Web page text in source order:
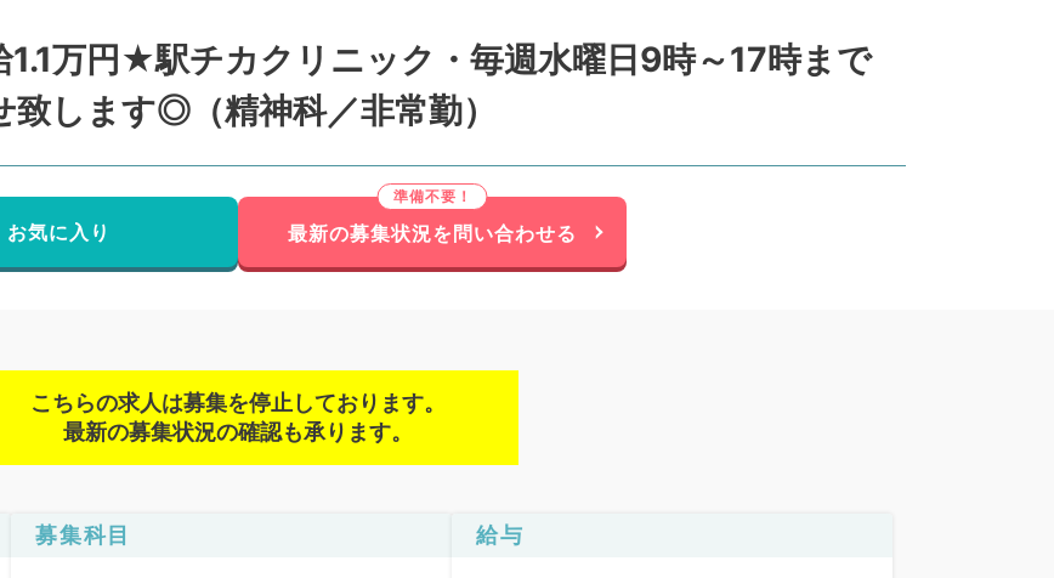
1.1万円★駅チカクリニック・毎週水曜日9時～17時まで
します◎（精神科／非常勤）
お気に入り 最新の募集状況を問い合わせる
こちらの求人は募集を停止しております。
最新の募集状況の確認も承ります。
募集科目 給与